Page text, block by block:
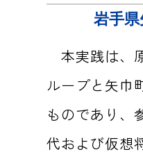
岩手
本実践は、
ループと矢巾
ものであり、
代および仮想